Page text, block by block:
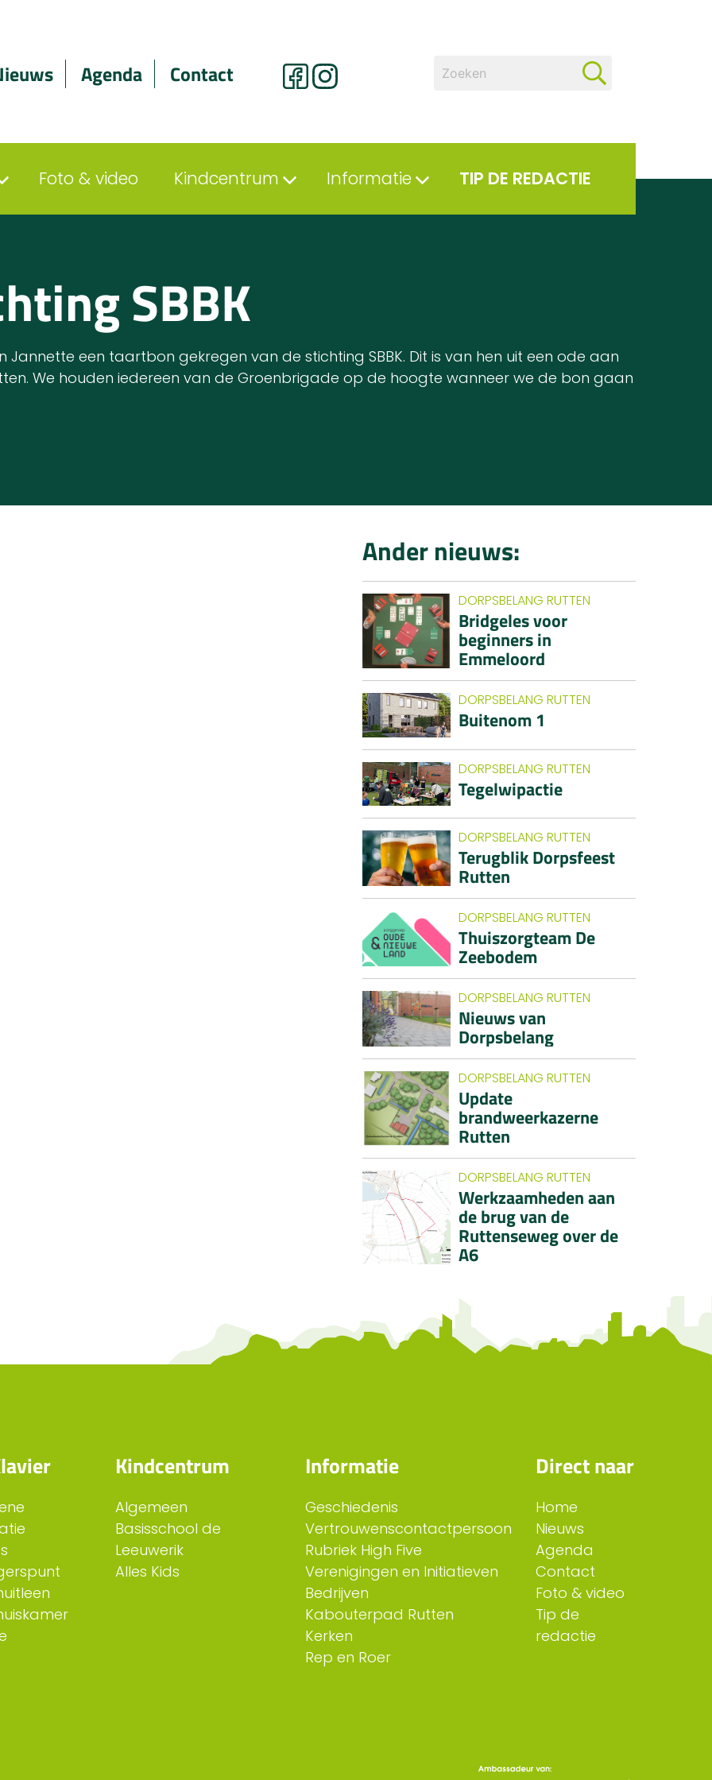
Agenda Contact
Foto & video Kindcentrum Informatie TIP DE REDACTIE
SBBK
Jannette een taartbon gekregen van de stichting SBBK. Dit is van hen uit een ode aan
We houden iedereen van de Groenbrigade op de hoogte wanneer we de bon gaan
Ander nieuws:
DORPSBELANG RUTTEN
Bridgeles voor
beginners in
Emmeloord
DORPSBELANG RUTTEN
Buitenom 1
DORPSBELANG RUTTEN
Tegelwipactie
DORPSBELANG RUTTEN
Terugblik Dorpsfeest
Rutten
DORPSBELANG RUTTEN
Thuiszorgteam De
Zeebodem
DORPSBELANG RUTTEN
Nieuws van
Dorpsbelang
DORPSBELANG RUTTEN
Update
brandweerkazerne
Rutten
DORPSBELANG RUTTEN
Werkzaamheden aan
de brug van de
Ruttenseweg over de
A6
Kindcentrum
Algemeen
Basisschool de
Leeuwerik
Alles Kids
Informatie
Geschiedenis
Vertrouwenscontactpersoon
Rubriek High Five
Verenigingen en Initiatieven
Bedrijven
Kabouterpad Rutten
Kerken
Rep en Roer
Direct naar
Home
Nieuws
Agenda
Contact
Foto & video
Tip de
redactie